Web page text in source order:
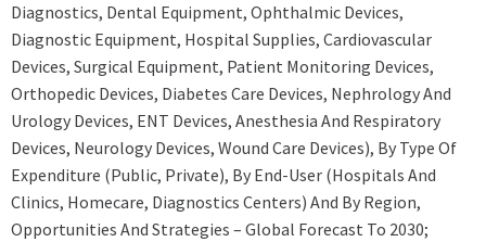
Diagnostics, Dental Equipment, Ophthalmic Devices,
Diagnostic Equipment, Hospital Supplies, Cardiovascular
Devices, Surgical Equipment, Patient Monitoring Devices,
Orthopedic Devices, Diabetes Care Devices, Nephrology And
Urology Devices, ENT Devices, Anesthesia And Respiratory
Devices, Neurology Devices, Wound Care Devices), By Type Of
Expenditure (Public, Private), By End-User (Hospitals And
Clinics, Homecare, Diagnostics Centers) And By Region,
Opportunities And Strategies – Global Forecast To 2030;